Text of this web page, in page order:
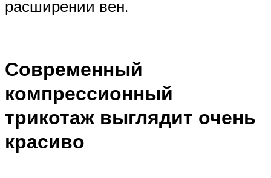
расширении вен.
Современный
компрессионный
трикотаж выглядит очень
красиво